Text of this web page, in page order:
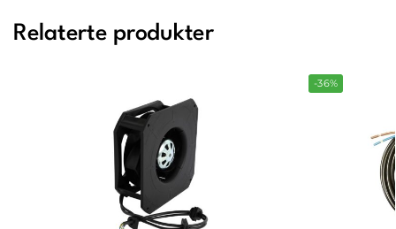
Relaterte produkter
-36%